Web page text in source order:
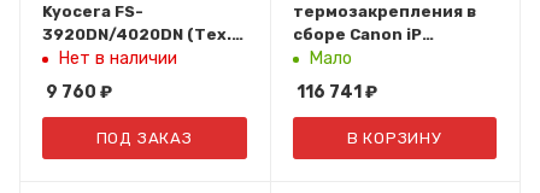
Kyocera FS-
3920DN/4020DN (Тех.
упак.) OEM FK-350
Нет в наличии
9 760 ₽
ПОД ЗАКАЗ
термозакрепления в
сборе Canon iP
c6000/c6000vp/c6010/
020000)
Мало
116 741 ₽
В КОРЗИНУ